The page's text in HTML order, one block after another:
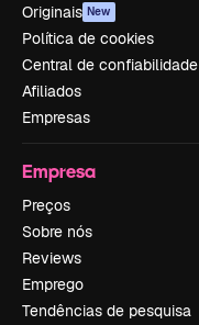
Originais New
Política de cookies
Central de confiabilidade
Afiliados
Empresas
Empresa
Preços
Sobre nós
Reviews
Emprego
Tendências de pesquisa